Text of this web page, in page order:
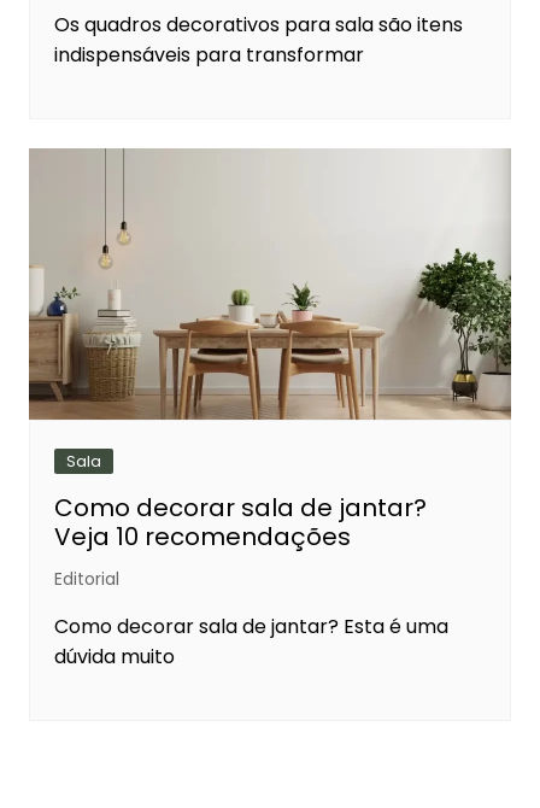
Os quadros decorativos para sala são itens
indispensáveis para transformar
Sala
Como decorar sala de jantar?
Veja 10 recomendações
Editorial
Como decorar sala de jantar? Esta é uma
dúvida muito